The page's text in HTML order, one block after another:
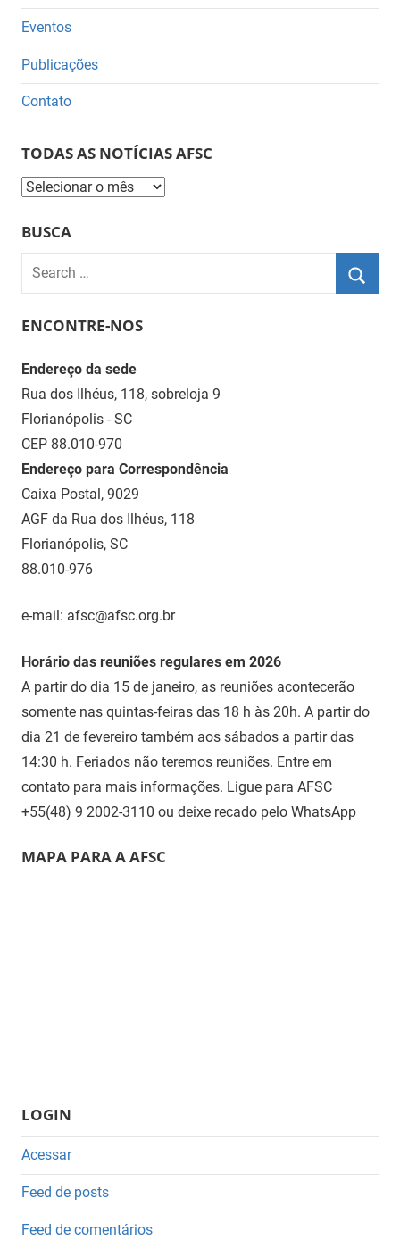
Eventos
Publicações
Contato
TODAS AS NOTÍCIAS AFSC
Todas
Notícias
BUSCA
Search
for:
ENCONTRE-NOS
Endereço da sede
Rua dos Ilhéus, 118, sobreloja 9
Florianópolis - SC
CEP 88.010-970
Endereço para Correspondência
Caixa Postal, 9029
AGF da Rua dos Ilhéus, 118
Florianópolis, SC
88.010-976
e-mail: afsc@afsc.org.br
Horário das reuniões regulares em 2026
A partir do dia 15 de janeiro, as reuniões acontecerão
somente nas quintas-feiras das 18 h às 20h. A partir do
dia 21 de fevereiro também aos sábados a partir das
14:30 h. Feriados não teremos reuniões. Entre em
contato para mais informações. Ligue para AFSC
+55(48) 9 2002-3110 ou deixe recado pelo WhatsApp
MAPA PARA A AFSC
LOGIN
Acessar
Feed de posts
Feed de comentários